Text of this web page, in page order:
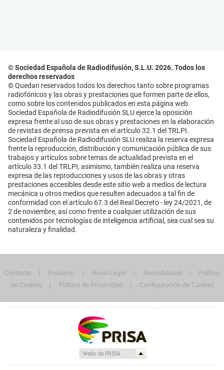
© Sociedad Española de Radiodifusión, S.L.U. 2026. Todos los
derechos reservados
© Quedan reservados todos los derechos tanto sobre programas
radiofónicos y las obras y prestaciones que formen parte de ellos,
como sobre los contenidos publicados en esta página web.
Sociedad Española de Radiodifusión SLU ejerce la oposición
expresa frente al uso de sus obras y prestaciones en la elaboración
de revistas de prensa prevista en el artículo 32.1 del TRLPI.
Sociedad Española de Radiodifusión SLU realiza la reserva expresa
frente la reproducción, distribución y comunicación pública de sus
trabajos y artículos sobre temas de actualidad prevista en el
artículo 33.1 del TRLPI, asimismo, también realiza una reserva
expresa de las reproducciones y usos de las obras y otras
prestaciones accesibles desde este sitio web a medios de lectura
mecánica u otros medios que resulten adecuados a tal fin de
conformidad con el artículo 67.3 del Real Decreto - ley 24/2021, de
2 de noviembre, así como frente a cualquier utilización de sus
contenidos por tecnologías de inteligencia artificial, sea cual sea su
naturaleza y finalidad.
Contacta Emisoras Aviso Legal Accesibilidad
Política
de Cookies
Política de Privacidad Configuración de Cookies